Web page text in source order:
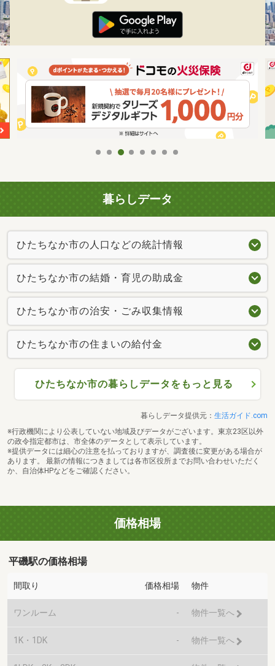
暮らしデータ
ひたちなか市の人口などの統計情報
ひたちなか市の結婚・育児の助成金
ひたちなか市の治安・ごみ収集情報
ひたちなか市の住まいの給付金
ひたちなか市の暮らしデータをもっと見る
暮らしデータ提供元： 生活ガイド.com
※行政機関により公表していない地域及びデータがございます。東京23区以外
の政令指定都市は、市全体のデータとして表示しています。
※提供データには細心の注意を払っておりますが、調査後に変更がある場合が
あります。 最新の情報につきましては各市区役所までお問い合わせいただく
か、自治体HPなどをご確認ください。
価格相場
平磯駅の価格相場
間取り 価格相場 物件
ワンルーム - 物件一覧へ
1K・1DK - 物件一覧へ